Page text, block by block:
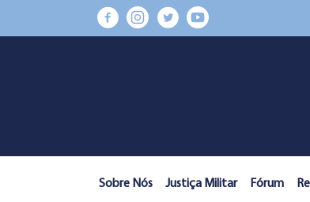
Sobre Nós Justiça Militar Fórum